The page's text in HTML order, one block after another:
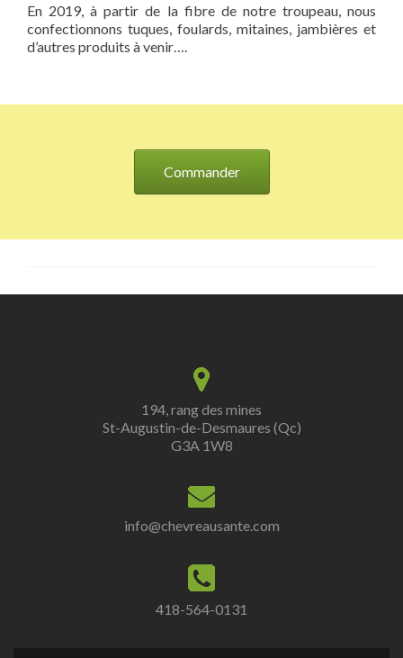
En 2019, à partir de la fibre de notre troupeau, nous
confectionnons tuques, foulards, mitaines, jambières et
d’autres produits à venir….
Commander
194, rang des mines
St-Augustin-de-Desmaures (Qc)
G3A 1W8
info@chevreausante.com
418-564-0131